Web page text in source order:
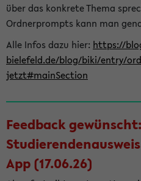
über das konkrete Thema
Ordnerprompts kann man
Alle Infos dazu hier: https://
bielefeld.de/blog/biki/entry/
jetzt#mainSection
Feedback
App (17.06.26)